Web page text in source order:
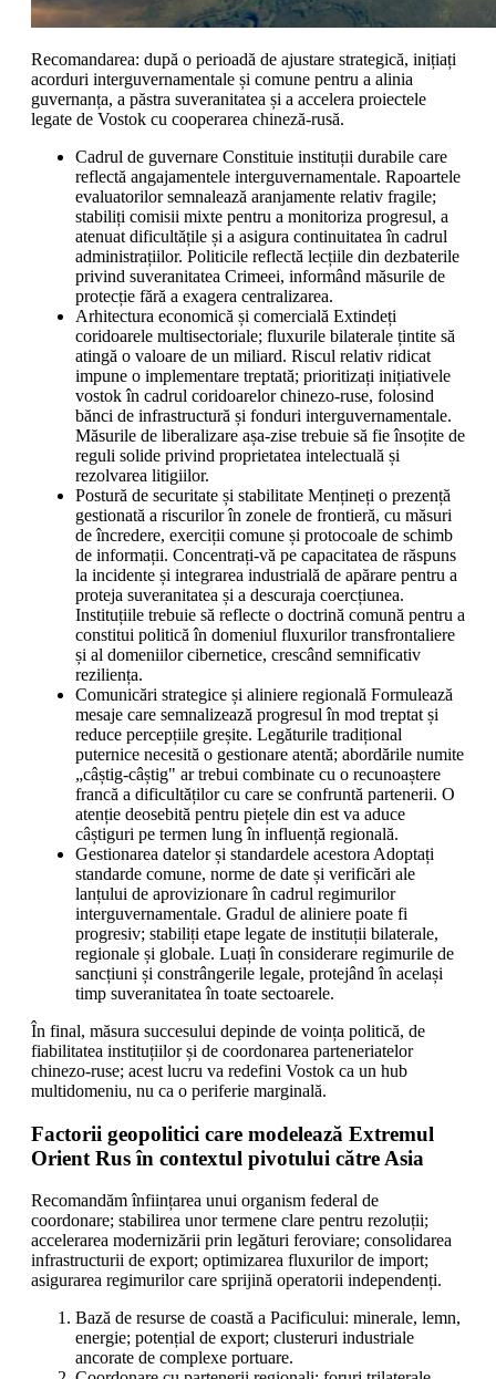
Recomandarea: după o perioadă de ajustare strategică, inițiați
acorduri interguvernamentale și comune pentru a alinia
guvernanța, a păstra suveranitatea și a accelera proiectele
legate de Vostok cu cooperarea chineză-rusă.
Cadrul de guvernare Constituie instituții durabile care
reflectă angajamentele interguvernamentale. Rapoartele
evaluatorilor semnalează aranjamente relativ fragile;
stabiliți comisii mixte pentru a monitoriza progresul, a
atenuat dificultățile și a asigura continuitatea în cadrul
administrațiilor. Politicile reflectă lecțiile din dezbaterile
privind suveranitatea Crimeei, informând măsurile de
protecție fără a exagera centralizarea.
Arhitectura economică și comercială Extindeți
coridoarele multisectoriale; fluxurile bilaterale țintite să
atingă o valoare de un miliard. Riscul relativ ridicat
impune o implementare treptată; prioritizați inițiativele
vostok în cadrul coridoarelor chinezo-ruse, folosind
bănci de infrastructură și fonduri interguvernamentale.
Măsurile de liberalizare așa-zise trebuie să fie însoțite de
reguli solide privind proprietatea intelectuală și
rezolvarea litigiilor.
Postură de securitate și stabilitate Mențineți o prezență
gestionată a riscurilor în zonele de frontieră, cu măsuri
de încredere, exerciții comune și protocoale de schimb
de informații. Concentrați-vă pe capacitatea de răspuns
la incidente și integrarea industrială de apărare pentru a
proteja suveranitatea și a descuraja coercțiunea.
Instituțiile trebuie să reflecte o doctrină comună pentru a
constitui politică în domeniul fluxurilor transfrontaliere
și al domeniilor cibernetice, crescând semnificativ
reziliența.
Comunicări strategice și aliniere regională Formulează
mesaje care semnalizează progresul în mod treptat și
reduce percepțiile greșite. Legăturile tradițional
puternice necesită o gestionare atentă; abordările numite
„câștig-câștig" ar trebui combinate cu o recunoaștere
francă a dificultăților cu care se confruntă partenerii. O
atenție deosebită pentru piețele din est va aduce
câștiguri pe termen lung în influență regională.
Gestionarea datelor și standardele acestora Adoptați
standarde comune, norme de date și verificări ale
lanțului de aprovizionare în cadrul regimurilor
interguvernamentale. Gradul de aliniere poate fi
progresiv; stabiliți etape legate de instituții bilaterale,
regionale și globale. Luați în considerare regimurile de
sancțiuni și constrângerile legale, protejând în același
timp suveranitatea în toate sectoarele.
În final, măsura succesului depinde de voința politică, de
fiabilitatea instituțiilor și de coordonarea parteneriatelor
chinezo-ruse; acest lucru va redefini Vostok ca un hub
multidomeniu, nu ca o periferie marginală.
Factorii geopolitici care modelează Extremul
Orient Rus în contextul pivotului către Asia
Recomandăm înființarea unui organism federal de
coordonare; stabilirea unor termene clare pentru rezoluții;
accelerarea modernizării prin legături feroviare; consolidarea
infrastructurii de export; optimizarea fluxurilor de import;
asigurarea regimurilor care sprijină operatorii independenți.
Bază de resurse de coastă a Pacificului: minerale, lemn,
energie; potențial de export; clusteruri industriale
ancorate de complexe portuare.